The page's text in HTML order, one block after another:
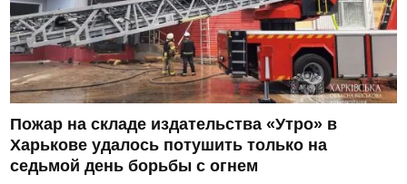
Пожар на складе издательства «Утро» в
Харькове удалось потушить только на
седьмой день борьбы с огнем